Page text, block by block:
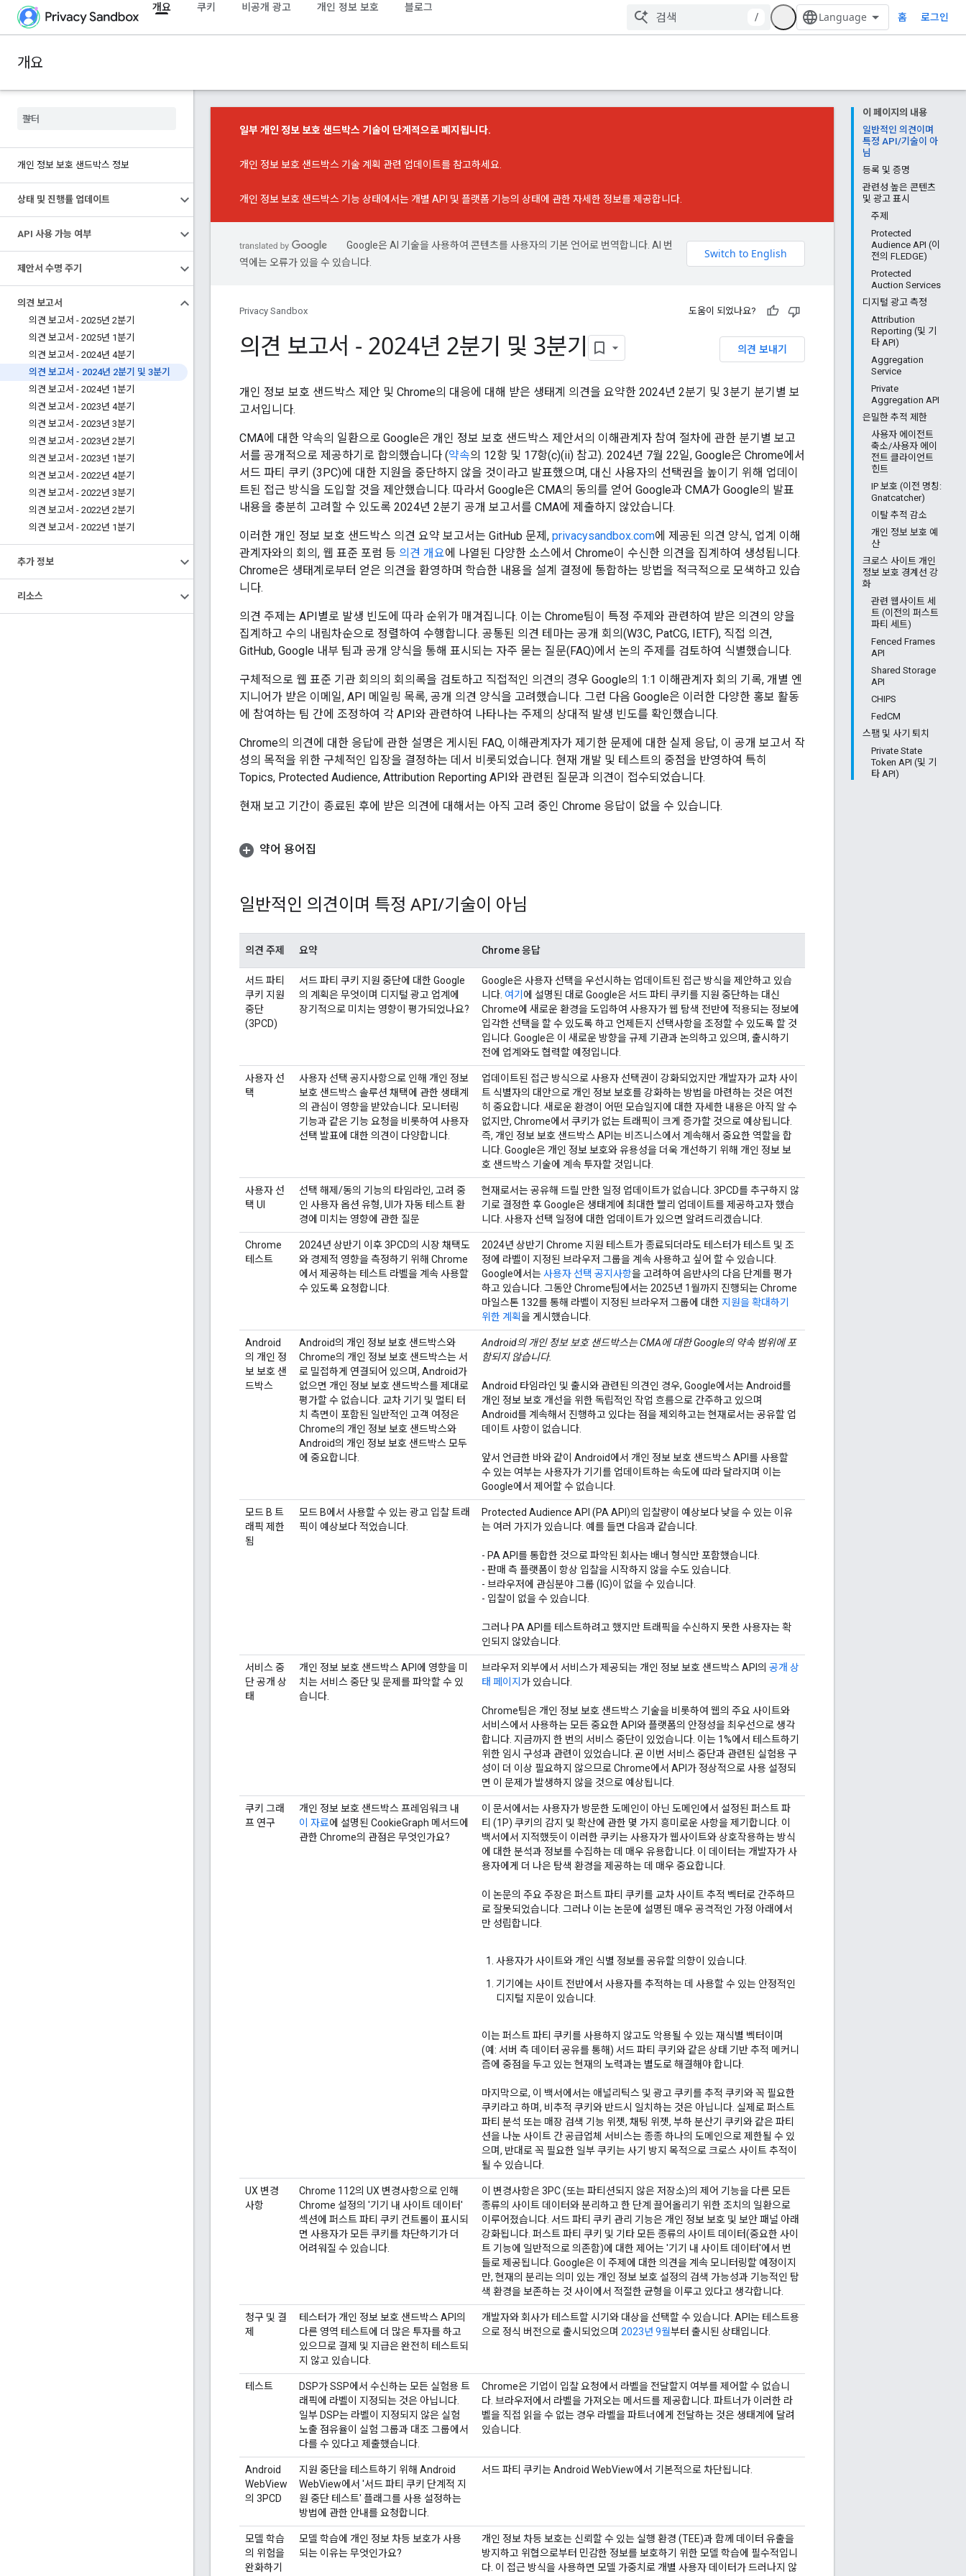
개요 쿠키 비공개 광고 개인 정보 보호 블로그
/ 홈 로그인
개요
개인 정보 보호 샌드박스 정보
상태 및 진행률 업데이트
API 사용 가능 여부
제안서 수명 주기
의견 보고서
의견 보고서 - 2025년 2분기
의견 보고서 - 2025년 1분기
의견 보고서 - 2024년 4분기
의견 보고서 - 2024년 2분기 및 3분기
의견 보고서 - 2024년 1분기
의견 보고서 - 2023년 4분기
의견 보고서 - 2023년 3분기
의견 보고서 - 2023년 2분기
의견 보고서 - 2023년 1분기
의견 보고서 - 2022년 4분기
의견 보고서 - 2022년 3분기
의견 보고서 - 2022년 2분기
의견 보고서 - 2022년 1분기
추가 정보
리소스
이 페이지의 내용
일반적인 의견이며
특정 API/기술이 아
님
등록 및 증명
관련성 높은 콘텐츠
및 광고 표시
주제
Protected
Audience API (이
전의 FLEDGE)
Protected
Auction Services
디지털 광고 측정
Attribution
Reporting (및 기
타 API)
Aggregation
Service
Private
Aggregation API
은밀한 추적 제한
사용자 에이전트
축소/사용자 에이
전트 클라이언트
힌트
IP 보호 (이전 명칭:
Gnatcatcher)
이탈 추적 감소
개인 정보 보호 예
산
크로스 사이트 개인
정보 보호 경계선 강
화
관련 웹사이트 세
트 (이전의 퍼스트
파티 세트)
Fenced Frames
API
Shared Storage
API
CHIPS
FedCM
스팸 및 사기 퇴치
Private State
Token API (및 기
타 API)
일부 개인 정보 보호 샌드박스 기술이 단계적으로 폐지됩니다.
개인 정보 보호 샌드박스 기술 계획 관련 업데이트를 참고하세요.
개인 정보 보호 샌드박스 기능 상태에서는 개별 API 및 플랫폼 기능의 상태에 관한 자세한 정보를 제공합니다.
Google은 AI 기술을 사용하여 콘텐츠를 사용자의 기본 언어로 번역합니다. AI 번
역에는 오류가 있을 수 있습니다.
Privacy Sandbox 도움이 되었나요?
의견 보내기
의견 보고서 - 2024년 2분기 및 3분기
개인 정보 보호 샌드박스 제안 및 Chrome의 대응에 대해 받은 생태계 의견을 요약한 2024년 2분기 및 3분기 분기별 보
고서입니다.
CMA에 대한 약속의 일환으로 Google은 개인 정보 보호 샌드박스 제안서의 이해관계자 참여 절차에 관한 분기별 보고
서를 공개적으로 제공하기로 합의했습니다 (약속의 12항 및 17항(c)(ii) 참고). 2024년 7월 22일, Google은 Chrome에서
서드 파티 쿠키 (3PC)에 대한 지원을 중단하지 않을 것이라고 발표했으며, 대신 사용자의 선택권을 높이기 위해 업데이
트된 접근 방식을 도입할 것을 제안했습니다. 따라서 Google은 CMA의 동의를 얻어 Google과 CMA가 Google의 발표
내용을 충분히 고려할 수 있도록 2024년 2분기 공개 보고서를 CMA에 제출하지 않았습니다.
이러한 개인 정보 보호 샌드박스 의견 요약 보고서는 GitHub 문제, privacysandbox.com에 제공된 의견 양식, 업계 이해
관계자와의 회의, 웹 표준 포럼 등 의견 개요에 나열된 다양한 소스에서 Chrome이 수신한 의견을 집계하여 생성됩니다.
Chrome은 생태계로부터 얻은 의견을 환영하며 학습한 내용을 설계 결정에 통합하는 방법을 적극적으로 모색하고 있습
니다.
의견 주제는 API별로 발생 빈도에 따라 순위가 매겨집니다. 이는 Chrome팀이 특정 주제와 관련하여 받은 의견의 양을
집계하고 수의 내림차순으로 정렬하여 수행합니다. 공통된 의견 테마는 공개 회의(W3C, PatCG, IETF), 직접 의견,
GitHub, Google 내부 팀과 공개 양식을 통해 표시되는 자주 묻는 질문(FAQ)에서 논의 주제를 검토하여 식별했습니다.
구체적으로 웹 표준 기관 회의의 회의록을 검토하고 직접적인 의견의 경우 Google의 1:1 이해관계자 회의 기록, 개별 엔
지니어가 받은 이메일, API 메일링 목록, 공개 의견 양식을 고려했습니다. 그런 다음 Google은 이러한 다양한 홍보 활동
에 참여하는 팀 간에 조정하여 각 API와 관련하여 나타나는 주제의 상대적 발생 빈도를 확인했습니다.
Chrome의 의견에 대한 응답에 관한 설명은 게시된 FAQ, 이해관계자가 제기한 문제에 대한 실제 응답, 이 공개 보고서 작
성의 목적을 위한 구체적인 입장을 결정하는 데서 비롯되었습니다. 현재 개발 및 테스트의 중점을 반영하여 특히
Topics, Protected Audience, Attribution Reporting API와 관련된 질문과 의견이 접수되었습니다.
현재 보고 기간이 종료된 후에 받은 의견에 대해서는 아직 고려 중인 Chrome 응답이 없을 수 있습니다.
약어 용어집
일반적인 의견이며 특정 API/기술이 아님
의견 주제 요약 Chrome 응답
서드 파티
쿠키 지원
중단
(3PCD)
서드 파티 쿠키 지원 중단에 대한 Google
의 계획은 무엇이며 디지털 광고 업계에
장기적으로 미치는 영향이 평가되었나요?
Google은 사용자 선택을 우선시하는 업데이트된 접근 방식을 제안하고 있습
니다. 여기 에 설명된 대로 Google은 서드 파티 쿠키를 지원 중단하는 대신
Chrome에 새로운 환경을 도입하여 사용자가 웹 탐색 전반에 적용되는 정보에
입각한 선택을 할 수 있도록 하고 언제든지 선택사항을 조정할 수 있도록 할 것
입니다. Google은 이 새로운 방향을 규제 기관과 논의하고 있으며, 출시하기
전에 업계와도 협력할 예정입니다.
사용자 선
택
사용자 선택 공지사항으로 인해 개인 정보
보호 샌드박스 솔루션 채택에 관한 생태계
의 관심이 영향을 받았습니다. 모니터링
기능과 같은 기능 요청을 비롯하여 사용자
선택 발표에 대한 의견이 다양합니다.
업데이트된 접근 방식으로 사용자 선택권이 강화되었지만 개발자가 교차 사이
트 식별자의 대안으로 개인 정보 보호를 강화하는 방법을 마련하는 것은 여전
히 중요합니다. 새로운 환경이 어떤 모습일지에 대한 자세한 내용은 아직 알 수
없지만, Chrome에서 쿠키가 없는 트래픽이 크게 증가할 것으로 예상됩니다.
즉, 개인 정보 보호 샌드박스 API는 비즈니스에서 계속해서 중요한 역할을 합
니다. Google은 개인 정보 보호와 유용성을 더욱 개선하기 위해 개인 정보 보
호 샌드박스 기술에 계속 투자할 것입니다.
사용자 선
택 UI
선택 해제/동의 기능의 타임라인, 고려 중
인 사용자 옵션 유형, UI가 자동 테스트 환
경에 미치는 영향에 관한 질문
현재로서는 공유해 드릴 만한 일정 업데이트가 없습니다. 3PCD를 추구하지 않
기로 결정한 후 Google은 생태계에 최대한 빨리 업데이트를 제공하고자 했습
니다. 사용자 선택 일정에 대한 업데이트가 있으면 알려드리겠습니다.
Chrome
테스트
2024년 상반기 이후 3PCD의 시장 채택도
와 경제적 영향을 측정하기 위해 Chrome
에서 제공하는 테스트 라벨을 계속 사용할
수 있도록 요청합니다.
2024년 상반기 Chrome 지원 테스트가 종료되더라도 테스터가 테스트 및 조
정에 라벨이 지정된 브라우저 그룹을 계속 사용하고 싶어 할 수 있습니다.
Google에서는사용자 선택 공지사항을 고려하여 음반사의 다음 단계를 평가
하고 있습니다. 그동안 Chrome팀에서는 2025년 1월까지 진행되는 Chrome
마일스톤 132를 통해 라벨이 지정된 브라우저 그룹에 대한 지원을 확대하기
위한 계획을 게시했습니다.
Android
의 개인 정
보 보호 샌
드박스
Android의 개인 정보 보호 샌드박스와
Chrome의 개인 정보 보호 샌드박스는 서
로 밀접하게 연결되어 있으며, Android가
없으면 개인 정보 보호 샌드박스를 제대로
평가할 수 없습니다. 교차 기기 및 멀티 터
치 측면이 포함된 일반적인 고객 여정은
Chrome의 개인 정보 보호 샌드박스와
Android의 개인 정보 보호 샌드박스 모두
에 중요합니다.
Android의 개인 정보 보호 샌드박스는 CMA에 대한 Google의 약속 범위에 포
함되지 않습니다.
Android 타임라인 및 출시와 관련된 의견인 경우, Google에서는 Android를
개인 정보 보호 개선을 위한 독립적인 작업 흐름으로 간주하고 있으며
Android를 계속해서 진행하고 있다는 점을 제외하고는 현재로서는 공유할 업
데이트 사항이 없습니다.
앞서 언급한 바와 같이 Android에서 개인 정보 보호 샌드박스 API를 사용할
수 있는 여부는 사용자가 기기를 업데이트하는 속도에 따라 달라지며 이는
Google에서 제어할 수 없습니다.
모드 B 트
래픽 제한
됨
모드 B에서 사용할 수 있는 광고 입찰 트래
픽이 예상보다 적었습니다.
Protected Audience API (PA API)의 입찰량이 예상보다 낮을 수 있는 이유
는 여러 가지가 있습니다. 예를 들면 다음과 같습니다.
- PA API를 통합한 것으로 파악된 회사는 배너 형식만 포함했습니다.
- 판매 측 플랫폼이 항상 입찰을 시작하지 않을 수도 있습니다.
- 브라우저에 관심분야 그룹 (IG)이 없을 수 있습니다.
- 입찰이 없을 수 있습니다.
그러나 PA API를 테스트하려고 했지만 트래픽을 수신하지 못한 사용자는 확
인되지 않았습니다.
서비스 중
단 공개 상
태
개인 정보 보호 샌드박스 API에 영향을 미
치는 서비스 중단 및 문제를 파악할 수 있
습니다.
브라우저 외부에서 서비스가 제공되는 개인 정보 보호 샌드박스 API의 공개 상
태 페이지 가 있습니다.
Chrome팀은 개인 정보 보호 샌드박스 기술을 비롯하여 웹의 주요 사이트와
서비스에서 사용하는 모든 중요한 API와 플랫폼의 안정성을 최우선으로 생각
합니다. 지금까지 한 번의 서비스 중단이 있었습니다. 이는 1%에서 테스트하기
위한 임시 구성과 관련이 있었습니다. 곧 이번 서비스 중단과 관련된 실험용 구
성이 더 이상 필요하지 않으므로 Chrome에서 API가 정상적으로 사용 설정되
면 이 문제가 발생하지 않을 것으로 예상됩니다.
쿠키 그래
프 연구
개인 정보 보호 샌드박스 프레임워크 내
이 자료에 설명된 CookieGraph 메서드에
관한 Chrome의 관점은 무엇인가요?
이 문서에서는 사용자가 방문한 도메인이 아닌 도메인에서 설정된 퍼스트 파
티 (1P) 쿠키의 감지 및 확산에 관한 몇 가지 흥미로운 사항을 제기합니다. 이
백서에서 지적했듯이 이러한 쿠키는 사용자가 웹사이트와 상호작용하는 방식
에 대한 분석과 정보를 수집하는 데 매우 유용합니다. 이 데이터는 개발자가 사
용자에게 더 나은 탐색 환경을 제공하는 데 매우 중요합니다.
이 논문의 주요 주장은 퍼스트 파티 쿠키를 교차 사이트 추적 벡터로 간주하므
로 잘못되었습니다. 그러나 이는 논문에 설명된 매우 공격적인 가정 아래에서
만 성립합니다.
사용자가 사이트와 개인 식별 정보를 공유할 의향이 있습니다.
기기에는 사이트 전반에서 사용자를 추적하는 데 사용할 수 있는 안정적인
디지털 지문이 있습니다.
이는 퍼스트 파티 쿠키를 사용하지 않고도 악용될 수 있는 재식별 벡터이며
(예: 서버 측 데이터 공유를 통해) 서드 파티 쿠키와 같은 상태 기반 추적 메커니
즘에 중점을 두고 있는 현재의 노력과는 별도로 해결해야 합니다.
마지막으로, 이 백서에서는 애널리틱스 및 광고 쿠키를 추적 쿠키와 꼭 필요한
쿠키라고 하며, 비추적 쿠키와 반드시 일치하는 것은 아닙니다. 실제로 퍼스트
파티 분석 또는 매장 검색 기능 위젯, 채팅 위젯, 부하 분산기 쿠키와 같은 파티
션을 나눈 사이트 간 공급업체 서비스는 종종 하나의 도메인으로 제한될 수 있
으며, 반대로 꼭 필요한 일부 쿠키는 사기 방지 목적으로 크로스 사이트 추적이
될 수 있습니다.
UX 변경
사항
Chrome 112의 UX 변경사항으로 인해
Chrome 설정의 '기기 내 사이트 데이터'
섹션에 퍼스트 파티 쿠키 컨트롤이 표시되
면 사용자가 모든 쿠키를 차단하기가 더
어려워질 수 있습니다.
이 변경사항은 3PC (또는 파티션되지 않은 저장소)의 제어 기능을 다른 모든
종류의 사이트 데이터와 분리하고 한 단계 끌어올리기 위한 조치의 일환으로
이루어졌습니다. 서드 파티 쿠키 관리 기능은 개인 정보 보호 및 보안 패널 아래
강화됩니다. 퍼스트 파티 쿠키 및 기타 모든 종류의 사이트 데이터(중요한 사이
트 기능에 일반적으로 의존함)에 대한 제어는 '기기 내 사이트 데이터'에서 번
들로 제공됩니다. Google은 이 주제에 대한 의견을 계속 모니터링할 예정이지
만, 현재의 분리는 의미 있는 개인 정보 보호 설정의 검색 가능성과 기능적인 탐
색 환경을 보존하는 것 사이에서 적절한 균형을 이루고 있다고 생각합니다.
청구 및 결
제
테스터가 개인 정보 보호 샌드박스 API의
다른 영역 테스트에 더 많은 투자를 하고
있으므로 결제 및 지급은 완전히 테스트되
지 않고 있습니다.
개발자와 회사가 테스트할 시기와 대상을 선택할 수 있습니다. API는 테스트용
으로 정식 버전으로 출시되었으며 2023년 9월부터 출시된 상태입니다.
테스트
DSP가 SSP에서 수신하는 모든 실험용 트
래픽에 라벨이 지정되는 것은 아닙니다.
일부 DSP는 라벨이 지정되지 않은 실험
노출 점유율이 실험 그룹과 대조 그룹에서
다를 수 있다고 제출했습니다.
Chrome은 기업이 입찰 요청에서 라벨을 전달할지 여부를 제어할 수 없습니
다. 브라우저에서 라벨을 가져오는 메서드를 제공합니다. 파트너가 이러한 라
벨을 직접 읽을 수 없는 경우 라벨을 파트너에게 전달하는 것은 생태계에 달려
있습니다.
Android
WebView
의 3PCD
지원 중단을 테스트하기 위해 Android
WebView에서 '서드 파티 쿠키 단계적 지
원 중단 테스트' 플래그를 사용 설정하는
방법에 관한 안내를 요청합니다.
서드 파티 쿠키는 Android WebView에서 기본적으로 차단됩니다.
모델 학습
의 위험을
완화하기
모델 학습에 개인 정보 차등 보호가 사용
되는 이유는 무엇인가요?
개인 정보 차등 보호는 신뢰할 수 있는 실행 환경 (TEE)과 함께 데이터 유출을
방지하고 위협으로부터 민감한 정보를 보호하기 위한 모델 학습에 필수적입니
다. 이 접근 방식을 사용하면 모델 가중치로 개별 사용자 데이터가 드러나지 않